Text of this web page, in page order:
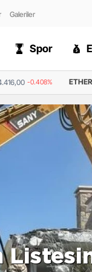
Galeriler
Spor
(USDT) 1.906,91 -0.067%